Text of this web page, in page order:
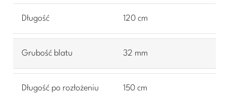
Długość 120 cm
Grubość blatu 32 mm
Długość po rozłożeniu 150 cm